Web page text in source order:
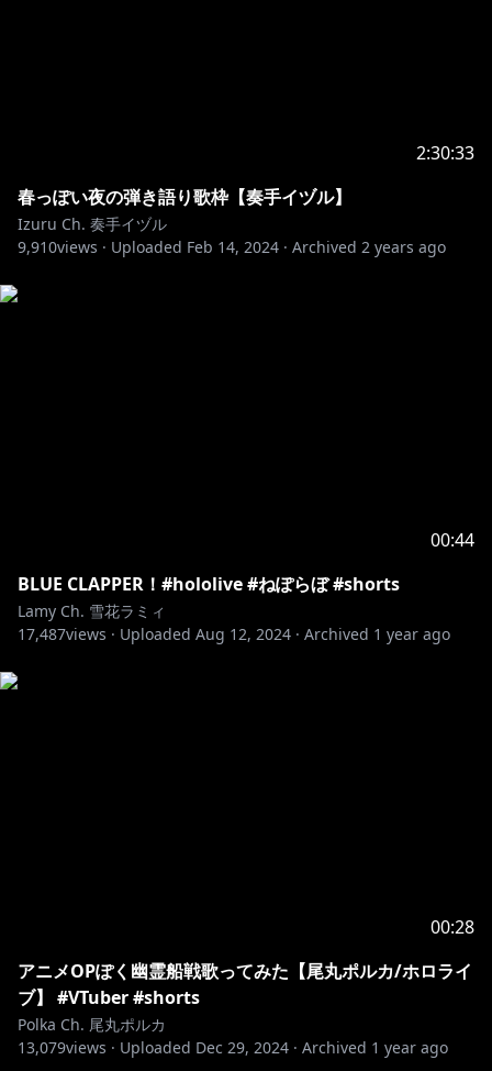
2:30:33
春っぽい夜の弾き語り歌枠【奏手イヅル】
Izuru Ch. 奏手イヅル
9,910views · Uploaded Feb 14, 2024 · Archived 2 years ago
00:44
BLUE CLAPPER！#hololive #ねぽらぼ #shorts
Lamy Ch. 雪花ラミィ
17,487views · Uploaded Aug 12, 2024 · Archived 1 year ago
00:28
アニメOPぽく幽霊船戦歌ってみた【尾丸ポルカ/ホロライ
ブ】 #VTuber #shorts
Polka Ch. 尾丸ポルカ
13,079views · Uploaded Dec 29, 2024 · Archived 1 year ago